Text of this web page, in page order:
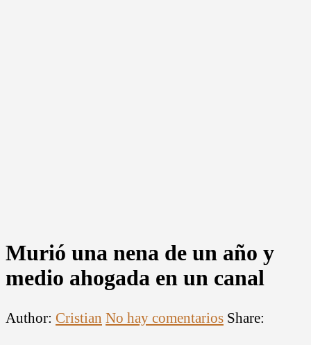
Murió una nena de un año y
medio ahogada en un canal
Author: Cristian No hay comentarios Share: